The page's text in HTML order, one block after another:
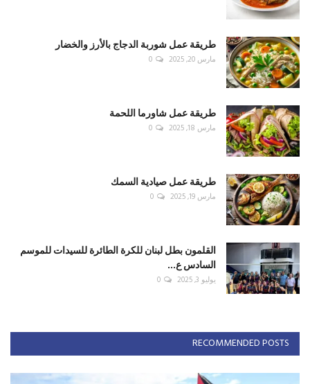
طريقة عمل شوربة الدجاج بالأرز والخضار
مارس 20, 2025 0
طريقة عمل شاورما اللحمة
مارس 18, 2025 0
طريقة عمل صيادية السمك
مارس 19, 2025 0
القلمون بطل لبنان للكرة الطائرة للسيدات للموسم
السادس ع...
يوليو 3, 2025 0
RECOMMENDED POSTS